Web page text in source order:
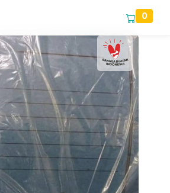
0